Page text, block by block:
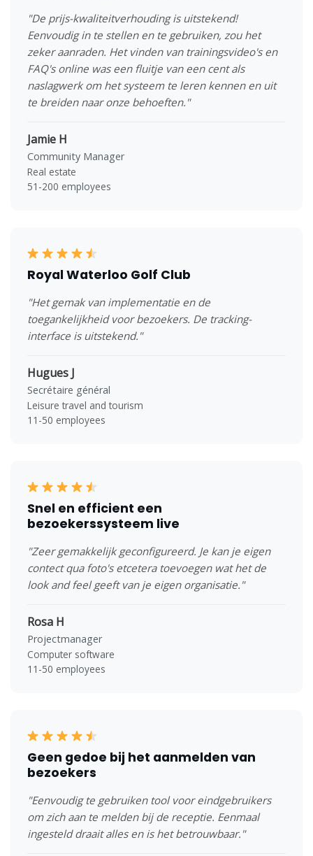
"De prijs-kwaliteitverhouding is uitstekend!
Eenvoudig in te stellen en te gebruiken, zou het
zeker aanraden. Het vinden van trainingsvideo's en
FAQ's online was een fluitje van een cent als
naslagwerk om het systeem te leren kennen en uit
te breiden naar onze behoeften."
Jamie H
Community Manager
Real estate
51-200 employees
Royal Waterloo Golf Club
"Het gemak van implementatie en de
toegankelijkheid voor bezoekers. De tracking-
interface is uitstekend."
Hugues J
Secrétaire général
Leisure travel and tourism
11-50 employees
Snel en efficient een
bezoekerssysteem live
"Zeer gemakkelijk geconfigureerd. Je kan je eigen
contect qua foto's etcetera toevoegen wat het de
look and feel geeft van je eigen organisatie."
Rosa H
Projectmanager
Computer software
11-50 employees
Geen gedoe bij het aanmelden van
bezoekers
"Eenvoudig te gebruiken tool voor eindgebruikers
om zich aan te melden bij de receptie. Eenmaal
ingesteld draait alles en is het betrouwbaar."